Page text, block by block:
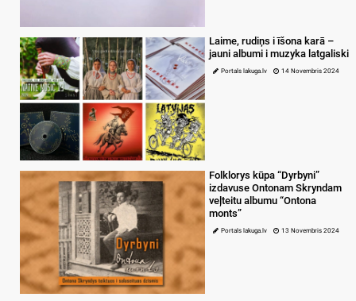
Laime, rudiņs i īšona karā –
jauni albumi i muzyka latgaliski
Portals lakuga.lv 14 Novembris 2024
Folklorys kūpa “Dyrbyni”
izdavuse Ontonam Skryndam
veļteitu albumu “Ontona
monts”
Portals lakuga.lv 13 Novembris 2024